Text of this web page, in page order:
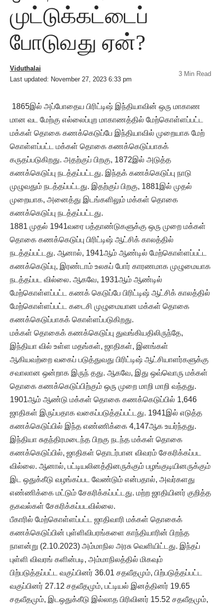
முட்டுக்கட்டைப்
போடுவது ஏன்?
Last updated: November 27, 2023 6:33 pm
Viduthalai
3 Min Read
1865இல் அப்போதைய பிரிட்டிஷ் இந்தியாவின் ஒரு மாகாண
மான வட மேற்கு எல்லைப்புற மாகாணத்தில் மேற்கொள்ளப்பட்ட
மக்கள் தொகை கணக்கெடுப்பே இந்தியாவில் முறையாக மேற்
கொள்ளப்பட்ட மக்கள் தொகை கணக்கெடுப்பாகக்
கருதப்படுகிறது. அதற்குப் பிறகு, 1872இல் அடுத்த
கணக்கெடுப்பு நடத்தப்பட்டது. இந்தக் கணக்கெடுப்பு நாடு
முழுவதும் நடத்தப்பட்டது. இதற்குப் பிறகு, 1881இல் முதல்
முறையாக, அனைத்து இடங்களிலும் மக்கள் தொகை
கணக்கெடுப்பு நடத்தப்பட்டது.
1881 முதல் 1941வரை பத்தாண்டுகளுக்கு ஒரு முறை மக்கள்
தொகை கணக்கெடுப்பு பிரிட்டிஷ் ஆட்சிக் காலத்தில்
நடத்தப்பட்டது. ஆனால், 1941ஆம் ஆண்டில் மேற்கொள்ளப்பட்ட
கணக்கெடுப்பு, இரண்டாம் உலகப் போர் காரணமாக முழுமையாக
நடத்தப்பட வில்லை. ஆகவே, 1931ஆம் ஆண்டில்
மேற்கொள்ளப்பட்ட கணக் கெடுப்பே பிரிட்டிஷ் ஆட்சிக் காலத்தில்
மேற்கொள்ளப்பட்ட கடைசி முழுமையான மக்கள் தொகை
கணக்கெடுப்பாகக் கொள்ளப்படுகிறது.
மக்கள் தொகைக் கணக்கெடுப்பு துவங்கியதிலிருந்தே,
இந்தியா வில் உள்ள மதங்கள், ஜாதிகள், இனங்கள்
ஆகியவற்றை வகைப் படுத்துவது பிரிட்டிஷ் ஆட்சியாளர்களுக்கு
சவாலான ஒன்றாக இருந் தது. ஆகவே, இது ஒவ்வொரு மக்கள்
தொகை கணக்கெடுப்பிற்கும் ஒரு முறை மாறி மாறி வந்தது.
1901ஆம் ஆண்டு மக்கள் தொகை கணக்கெடுப்பில் 1,646
ஜாதிகள் இருப்பதாக வகைப்படுத்தப்பட்டது. 1941இல் எடுத்த
கணக்கெடுப்பில் இந்த எண்ணிக்கை 4,147ஆக உயர்ந்தது.
இந்தியா சுதந்திரமடைந்த பிறகு நடந்த மக்கள் தொகை
கணக்கெடுப்பில், ஜாதிகள் தொடர்பான விவரம் சேகரிக்கப்பட
வில்லை. ஆனால், பட்டியலினத்தினருக்கும் பழங்குடியினருக்கும்
இட ஒதுக்கீடு வழங்கப்பட வேண்டும் என்பதால், அவர்களது
எண்ணிக்கை மட்டும் சேகரிக்கப்பட்டது. மற்ற ஜாதியினர் குறித்த
தகவல்கள் சேகரிக்கப்படவில்லை.
பீகாரில் மேற்கொள்ளப்பட்ட ஜாதிவாரி மக்கள் தொகைக்
கணக்கெடுப்பின் புள்ளிவிபரங்களை காந்தியாரின் பிறந்த
நாளன்று (2.10.2023) அம்மாநில அரசு வெளியிட்டது. இந்தப்
புள்ளி விவரங் களின்படி, அம்மாநிலத்தில் மிகவும்
பிற்படுத்தப்பட்ட வகுப்பினர் 36.01 சதவீதமும், பிற்படுத்தப்பட்ட
வகுப்பினர் 27.12 சதவீதமும், பட்டியல் இனத்தினர் 19.65
சதவீதமும், இடஒதுக்கீடு இல்லாத பிரிவினர் 15.52 சதவீதமும்,